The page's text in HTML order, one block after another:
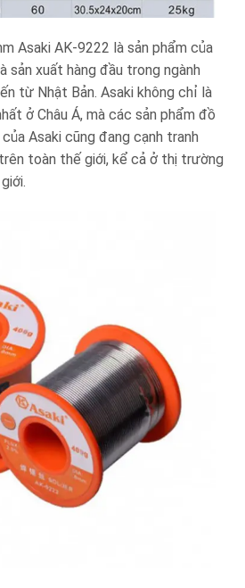
Asaki AK-9222 là sản phẩm của
sản xuất hàng đầu trong ngành
từ Nhật Bản. Asaki không chỉ là
ở Châu Á, mà các sản phẩm đồ
Asaki cũng đang cạnh tranh
toàn thế giới, kể cả ở thị trường